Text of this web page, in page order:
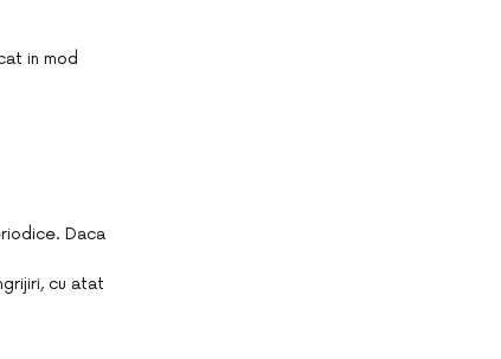
in ​​mod
Daca
cu atat